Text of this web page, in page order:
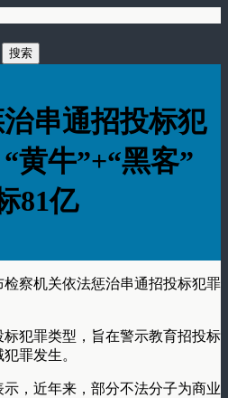
串通招投标犯
黄牛”+“黑客”
81亿
察机关依法惩治串通招投标犯罪
犯罪类型，旨在警示教育招投标
罪发生。
，近年来，部分不法分子为商业